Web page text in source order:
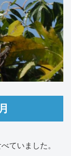
ていました。